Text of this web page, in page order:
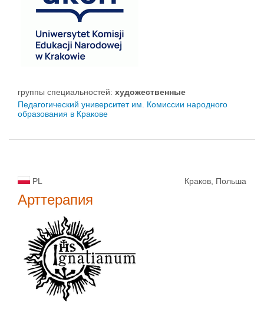
группы специальностей: художественные
Педагогический университет им. Комиссии народного
образования в Кракове
PL Краков, Польша
Арттерапия